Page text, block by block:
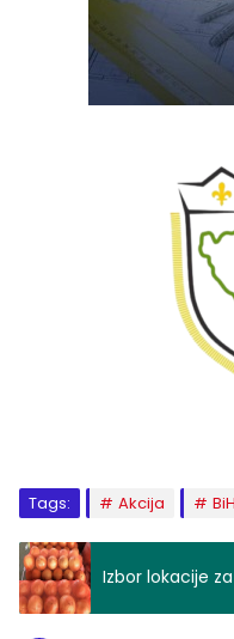
Tags: Akcija BiH
Izbor lokacije